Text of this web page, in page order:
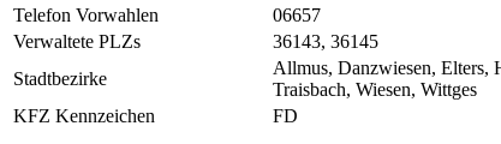
Telefon Vorwahlen
06657
Verwaltete PLZs
36143, 36145
Stadtbezirke
Allmus, Danzwiesen, Elters,
Traisbach, Wiesen, Wittges
KFZ Kennzeichen
FD